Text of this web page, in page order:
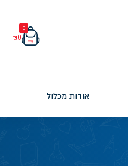
0
₪0
אודות מכלול